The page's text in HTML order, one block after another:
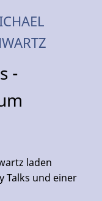
-
laden
Talks und einer